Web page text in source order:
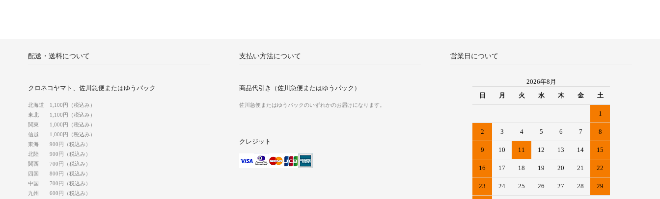
配送・送料について
クロネコヤマト、佐川急便またはゆうパック
北海道 1,100円（税込み）
東北 1,100円（税込み）
関東 1,000円（税込み）
信越 1,000円（税込み）
東海 900円（税込み）
北陸 900円（税込み）
関西 700円（税込み）
四国 800円（税込み）
中国 700円（税込み）
九州 600円（税込み）
支払い方法について
商品代引き（佐川急便またはゆうパック）
佐川急便またはゆうパックのいずれかのお届けになります。
クレジット
営業日について
2026年8月
日
月 火 水 木 金 土
1
2 3 4 5 6 7 8
9 10 11 12 13 14 15
16 17 18 19 20 21 22
23 24 25 26 27 28 29